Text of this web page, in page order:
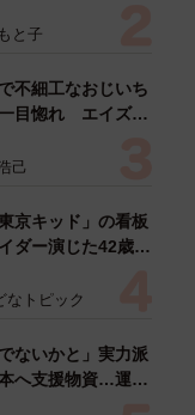
み… 「大学生で
と子
不細工なおじいち
目惚れ エイズだ
おじ猫」だって可
己
京キッド」の看板
ダー演じた42歳元
」計画を明言
なトピック
でないかと」実力派
へ支援物資…運搬